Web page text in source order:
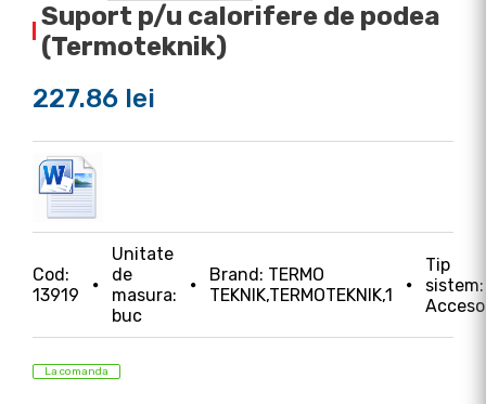
Suport p/u calorifere de podea
(Termoteknik)
227.86 lei
Cod:
13919
Unitate
de
masura:
buc
Brand: TERMO
TEKNIK,TERMOTEKNIK,1
Tip
sistem:
La comanda